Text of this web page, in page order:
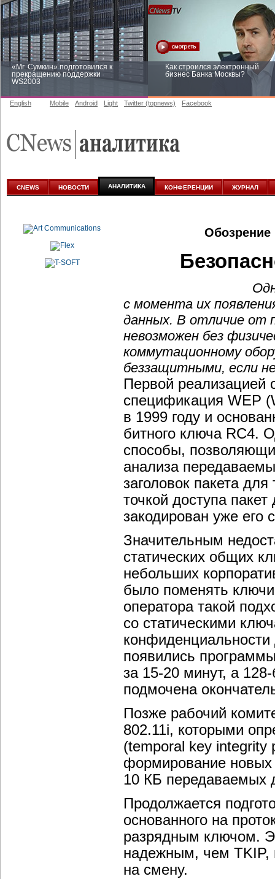
«Mr. Сумкин» подготовился к
прекращению поддержки
WS2003
Как строился электронный
бизнес Банка Москвы?
аналитике
English Mobile Android Light Twitter (topnews) Facebook
CNEWS НОВОСТИ АНАЛИТИКА КОНФЕРЕНЦИИ ЖУРНАЛ
Обозрение
с момента их
данных. В отличие от
невозможен без
коммутационному
беззащитными, если
Первой
спецификация WEP
в 1999 году и
битного ключа RC4.
способы,
анализа
заголовок пакета
точкой доступа
закодирован уже
Значительным
статических общих
небольших
было поменять
оператора такой
со статическими
конфиденциальности
появились
за 15-20 минут, а
подмочена
Позже рабочий
802.11i, которыми
(temporal key integrity
формирование
10 КБ передаваемых
Продолжается
основанного на
разрядным ключом.
надежным, чем TKIP,
на смену.